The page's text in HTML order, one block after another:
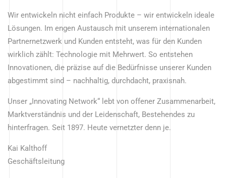
Wir entwickeln nicht einfach Produkte – wir entwickeln ideale
Lösungen. Im engen Austausch mit unserem internationalen
Partnernetzwerk und Kunden entsteht, was für den Kunden
wirklich zählt: Technologie mit Mehrwert. So entstehen
Innovationen, die präzise auf die Bedürfnisse unserer Kunden
abgestimmt sind – nachhaltig, durchdacht, praxisnah.
Unser „Innovating Network“ lebt von offener Zusammenarbeit,
Marktverständnis und der Leidenschaft, Bestehendes zu
hinterfragen. Seit 1897. Heute vernetzter denn je.
Kai Kalthoff
Geschäftsleitung